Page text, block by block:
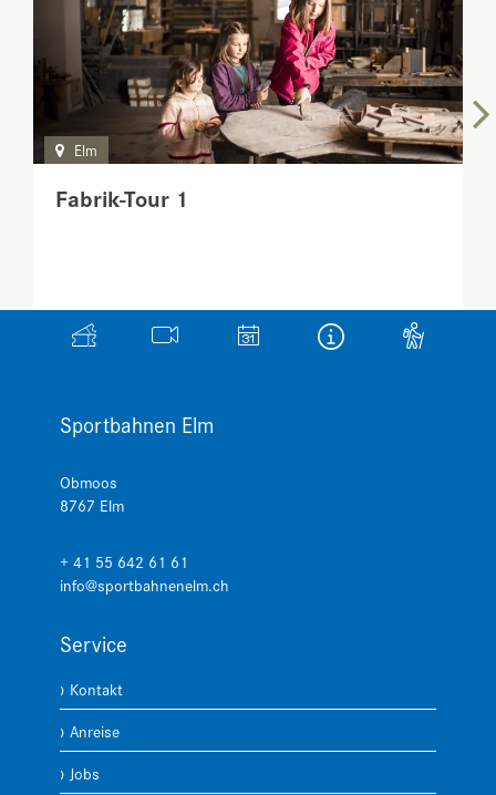
Fabrik-Tour 1
Elm
Sportbahnen Elm
Obmoos
8767 Elm
+ 41 55 642 61 61
info@sportbahnenelm.ch
Service
Kontakt
Anreise
Jobs